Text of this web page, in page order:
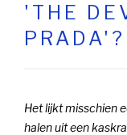
'THE
PRADA'?
Het lijkt misschien
halen uit een